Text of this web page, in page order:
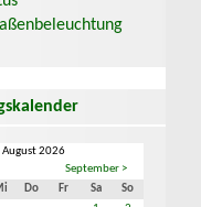
August 2026
September >
Do Fr Sa
So